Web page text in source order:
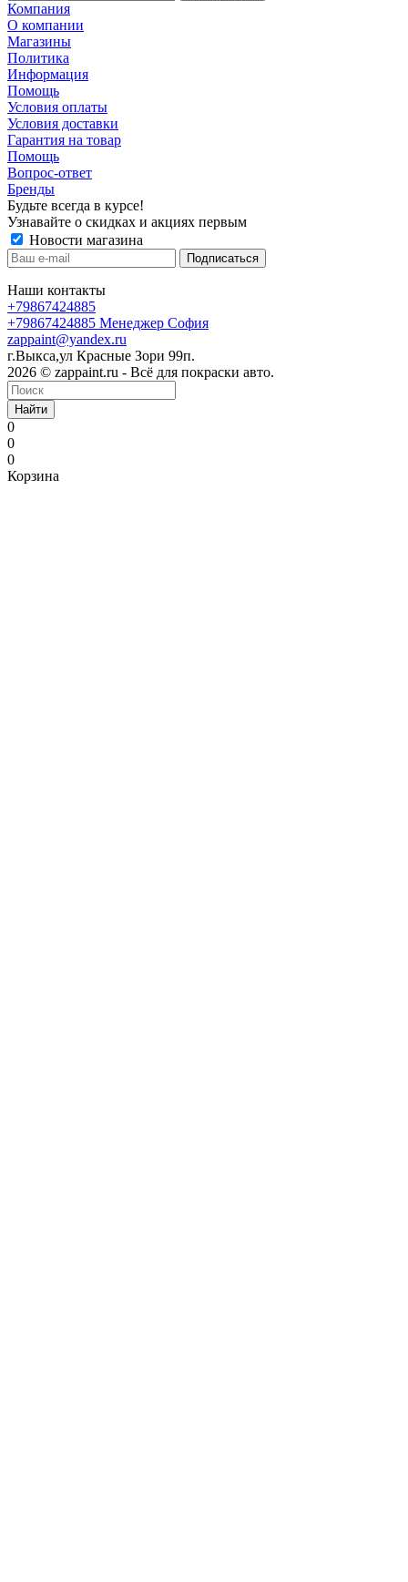
Компания
О компании
Магазины
Политика
Информация
Помощь
Условия оплаты
Условия доставки
Гарантия на товар
Помощь
Вопрос-ответ
Бренды
Будьте всегда в курсе!
Узнавайте о скидках и акциях первым
Новости магазина
Наши контакты
+79867424885
+79867424885 Менеджер София
zappaint@yandex.ru
г.Выкса,ул Красные Зори 99п.
2026 © zappaint.ru - Всё для покраски авто.
Найти
0
0
0
Корзина